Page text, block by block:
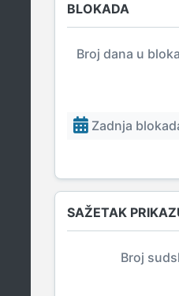
BLOKADA
Broj dana u
Zadnja
SAŽETAK
Broj